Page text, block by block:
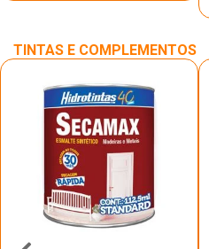
TINTAS E COMPLEMENTOS